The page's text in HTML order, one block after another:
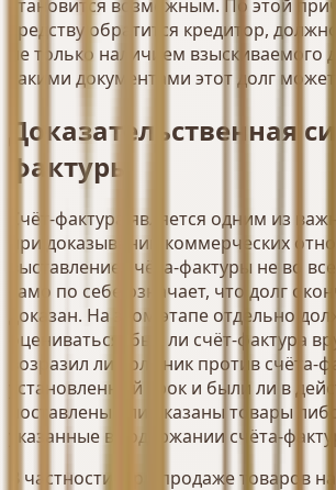
становится возможным. По этой
средству обратится кредитор,
не только наличием взыскиваемого
какими документами этот долг
Доказательственная
фактуры
Счёт-фактура является одним из
при доказывании коммерческих
выставление счёта-фактуры не во
само по себе означает, что долг
доказан. На этом этапе отдельно
оцениваться: был ли счёт-фактура
возразил ли должник против счёта-
установленный срок и были ли в
поставлены или оказаны товары
указанные в содержании счёта-
В частности, при продаже товаров